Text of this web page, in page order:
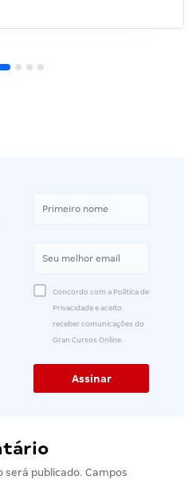
Concordo com a Política de
Privacidade e aceito
receber comunicações do
Gran Cursos Online.
será publicado. Campos